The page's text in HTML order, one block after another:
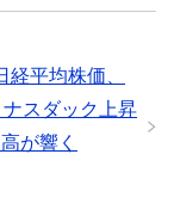
平均株価、
スダック上昇
が響く